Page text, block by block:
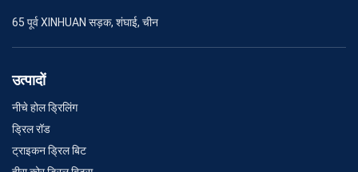
65 पूर्व XINHUAN सड़क, शंघाई, चीन
उत्पादों
नीचे होल ड्रिलिंग
ड्रिल रॉड
ट्राइकन ड्रिल बिट